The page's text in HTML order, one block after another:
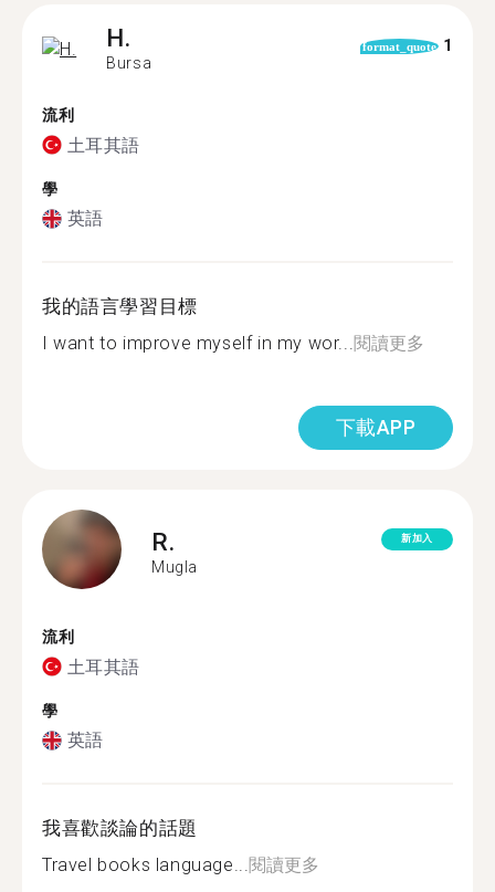
H.
Bursa
format_quote 1
流利
土耳其語
學
英語
我的語言學習目標
I want to improve myself in my wor...閱讀更多
下載APP
R.
Mugla
新加入
流利
土耳其語
學
英語
我喜歡談論的話題
Travel books language...閱讀更多